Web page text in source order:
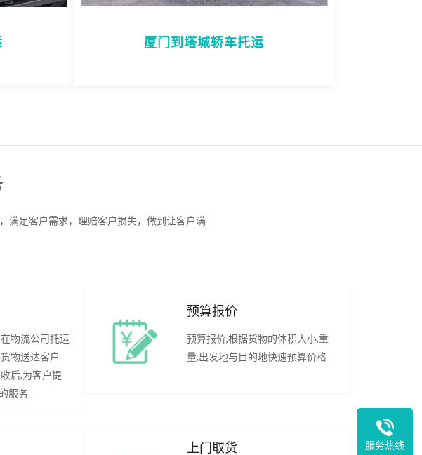
厦门到塔城轿车托运
满足客户需求，理赔客户损失，做到让客户满
物流公司托运
物送达客户
后,为客户提
服务.
预算报价
预算报价,根据货物的体积大小,重
量,出发地与目的地快速预算价格.
上门取货 服务热线